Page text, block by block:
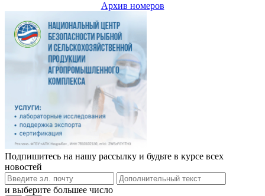
Архив номеров
Подпишитесь на нашу рассылку и будьте в курсе всех
новостей
и выберите большее число